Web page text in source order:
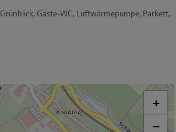
Grünblick Gäste-WC Luftwärmepumpe Parkett
+
−